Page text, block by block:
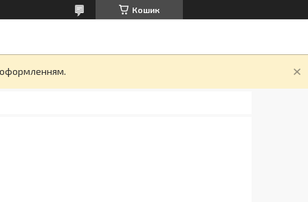
Кошик
оформленням.